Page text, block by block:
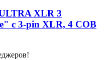
XLR 3
c 3-pin XLR, 4 COB